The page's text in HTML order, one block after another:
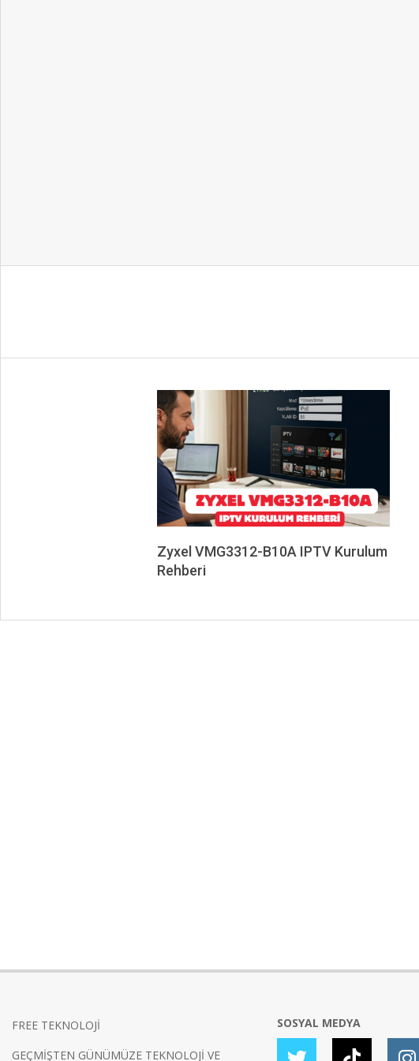
Zyxel VMG3312-B10A IPTV Kurulum
Rehberi
FREE TEKNOLOJİ
GEÇMİŞTEN GÜNÜMÜZE TEKNOLOJİ VE
SOSYAL MEDYA